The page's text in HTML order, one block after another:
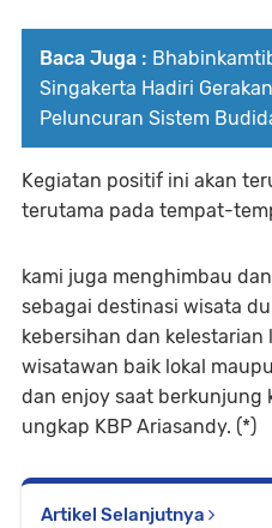
Baca Juga :
Singakerta Hadiri
Peluncuran Sistem
Kegiatan positif ini akan
terutama pada tempat-
kami juga menghimbau
sebagai destinasi wisata
kebersihan dan
wisatawan baik lokal
dan enjoy saat berkunjung
ungkap KBP Ariasandy. (*)
Artikel Selanjutnya